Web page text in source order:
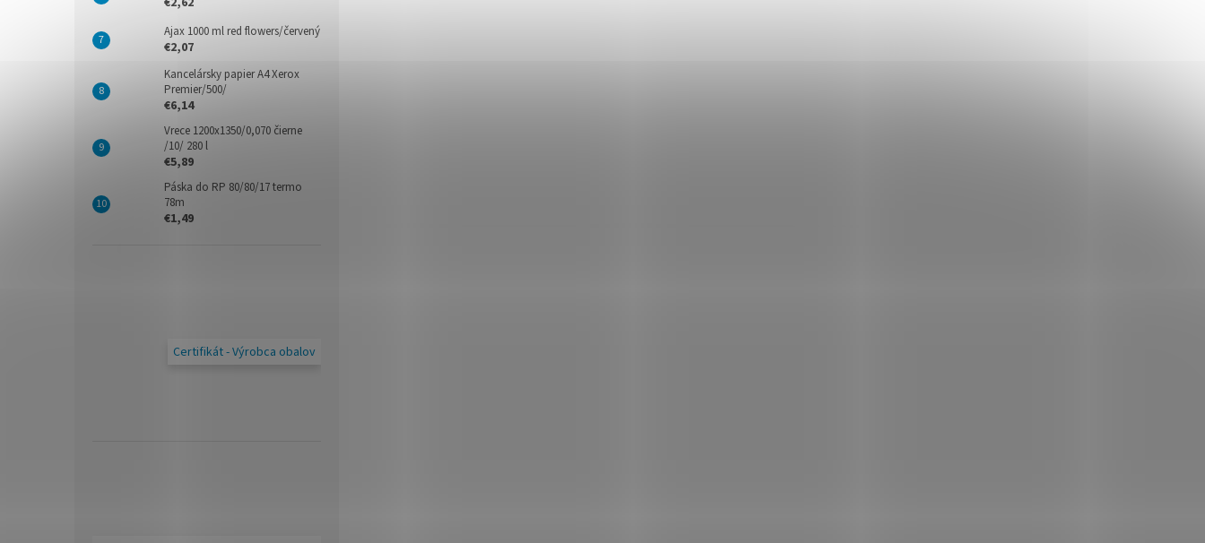
Ajax 1000 ml red flowers/červený
€2,07
Kancelársky papier A4 Xerox
Premier/500/
€6,14
Vrece 1200x1350/0,070 čierne
/10/ 280 l
€5,89
Páska do RP 80/80/17 termo
78m
€1,49
Certifikát - Výrobca obalov